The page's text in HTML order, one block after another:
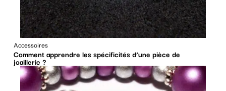
Accessoires
Comment apprendre les spécificités d’une pièce de
joaillerie ?